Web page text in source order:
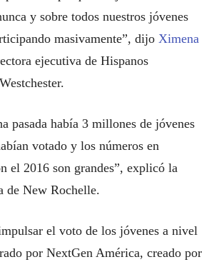
y sobre todos nuestros jóvenes
masivamente”, dijo Ximena
ejecutiva de Hispanos
pasada había 3 millones de jóvenes
votado y los números en
el 2016 son grandes”, explicó la
de New Rochelle.
el voto de los jóvenes a nivel
por NextGen América, creado por